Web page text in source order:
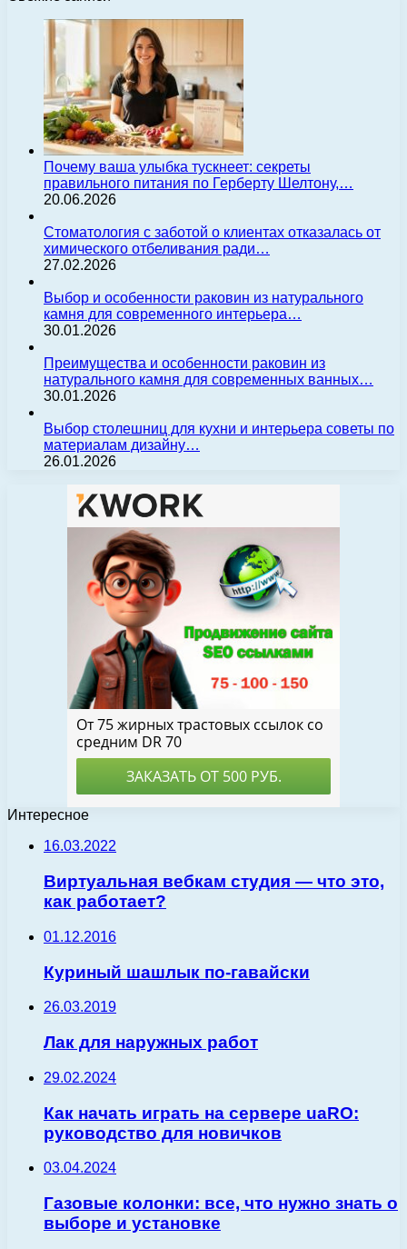
Почему ваша улыбка тускнеет: секреты
правильного питания по Герберту Шелтону,…
20.06.2026
Стоматология с заботой о клиентах отказалась от
химического отбеливания ради…
27.02.2026
Выбор и особенности раковин из натурального
камня для современного интерьера…
30.01.2026
Преимущества и особенности раковин из
натурального камня для современных ванных…
30.01.2026
Выбор столешниц для кухни и интерьера советы по
материалам дизайну…
26.01.2026
Интересное
16.03.2022
Виртуальная вебкам студия — что это,
как работает?
01.12.2016
Куриный шашлык по-гавайски
26.03.2019
Лак для наружных работ
29.02.2024
Как начать играть на сервере uaRO:
руководство для новичков
03.04.2024
Газовые колонки: все, что нужно знать о
выборе и установке